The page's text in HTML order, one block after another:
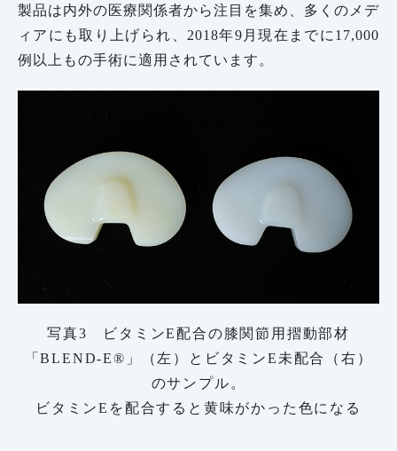
製品は内外の医療関係者から注目を集め、多くのメデ
ィアにも取り上げられ、2018年9月現在までに17,000
例以上もの手術に適用されています。
写真3 ビタミンE配合の膝関節用摺動部材
「BLEND-E®」（左）とビタミンE未配合（右）
のサンプル。
ビタミンEを配合すると黄味がかった色になる